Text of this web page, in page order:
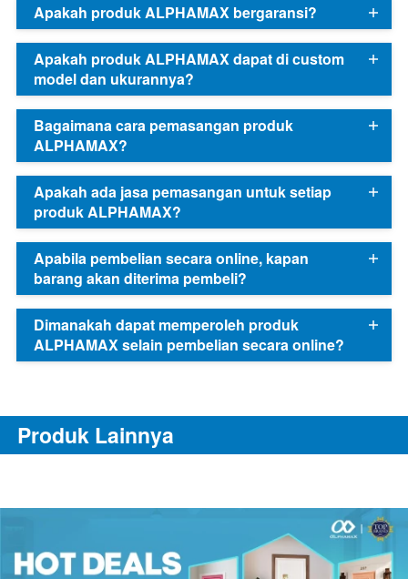
Apakah produk ALPHAMAX bergaransi?
Apakah produk ALPHAMAX dapat di custom
model dan ukurannya?
Bagaimana cara pemasangan produk
ALPHAMAX?
Apakah ada jasa pemasangan untuk setiap
produk ALPHAMAX?
Apabila pembelian secara online, kapan
barang akan diterima pembeli?
Dimanakah dapat memperoleh produk
ALPHAMAX selain pembelian secara online?
Produk Lainnya